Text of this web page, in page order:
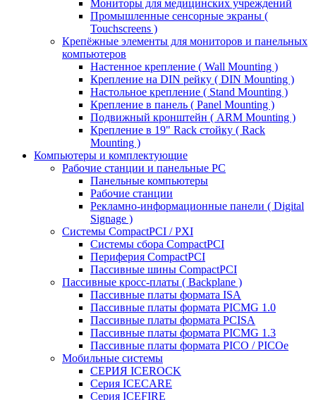
Мониторы для медицинских учреждений
Промышленные сенсорные экраны (
Touchscreens )
Крепёжные элементы для мониторов и панельных
компьютеров
Настенное крепление ( Wall Mounting )
Крепление на DIN рейку ( DIN Mounting )
Настольное крепление ( Stand Mounting )
Крепление в панель ( Panel Mounting )
Подвижный кронштейн ( ARM Mounting )
Крепление в 19" Rack стойку ( Rack
Mounting )
Компьютеры и комплектующие
Рабочие станции и панельные РС
Панельные компьютеры
Рабочие станции
Рекламно-информационные панели ( Digital
Signage )
Системы CompactPCI / PXI
Системы сбора CompactPCI
Периферия CompactPCI
Пассивные шины CompactPCI
Пассивные кросс-платы ( Backplane )
Пассивные платы формата ISA
Пассивные платы формата PICMG 1.0
Пассивные платы формата PCISA
Пассивные платы формата PICMG 1.3
Пассивные платы формата PICO / PICOe
Мобильные системы
СЕРИЯ ICEROCK
Серия ICECARE
Серия ICEFIRE